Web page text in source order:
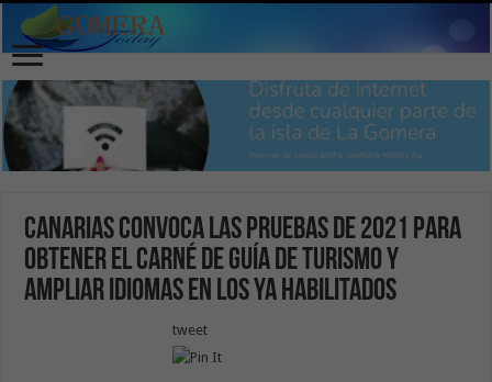
Canarias convoca las pruebas de 2021 para
obtener el carné de guía de turismo y
ampliar idiomas en los ya habilitados
tweet